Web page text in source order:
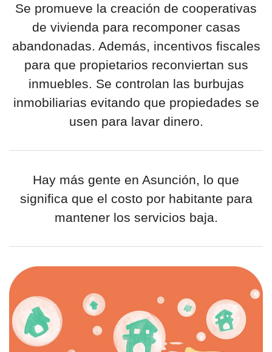
scrolls
timeline
chequeo
descargables
contacto
Se promueve la creación de cooperativas
de vivienda para recomponer casas
abandonadas. Además, incentivos fiscales
para que propietarios reconviertan sus
inmuebles. Se controlan las burbujas
inmobiliarias evitando que propiedades se
usen para lavar dinero.
Hay más gente en Asunción, lo que
significa que el costo por habitante para
mantener los servicios baja.